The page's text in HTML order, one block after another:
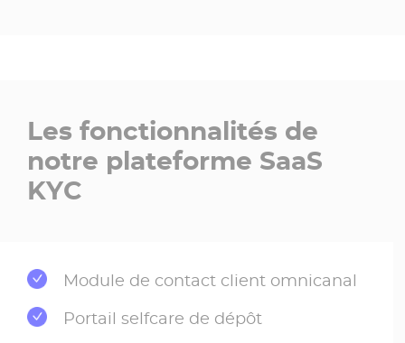
Les fonctionnalités de
notre plateforme SaaS
KYC
Module de contact client omnicanal
Portail selfcare de dépôt